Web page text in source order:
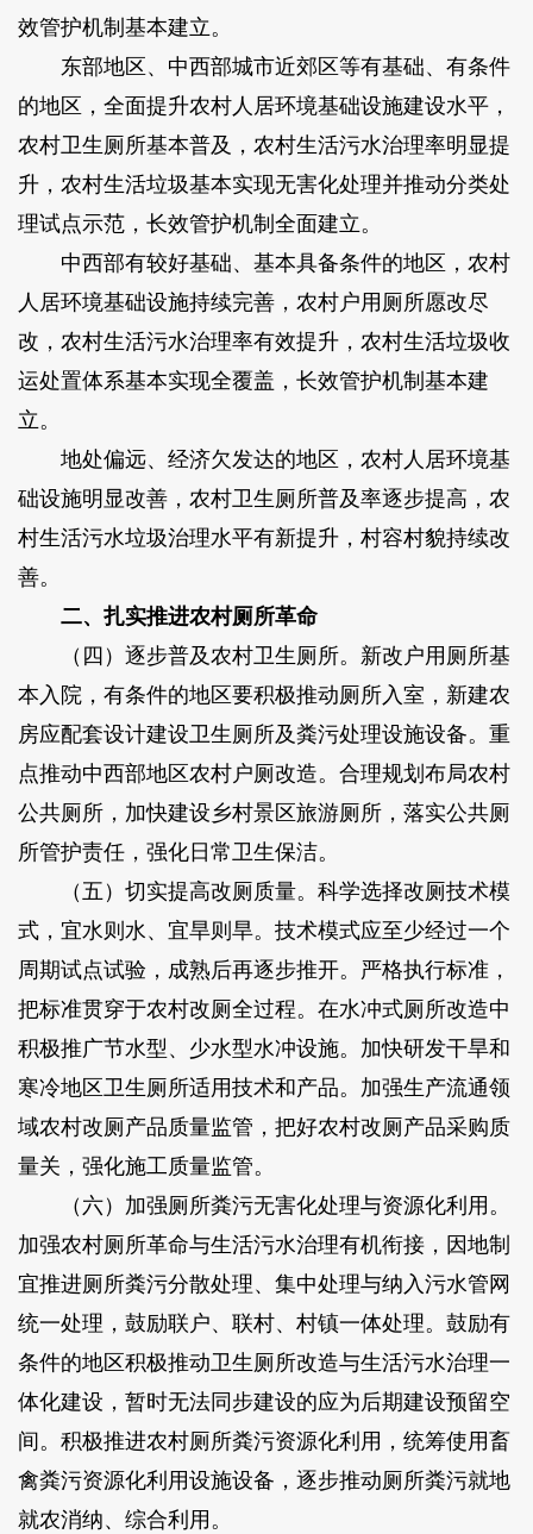
效管护机制基本建立。
东部地区、中西部城市近郊区等有基础、有条件
的地区，全面提升农村人居环境基础设施建设水平，
农村卫生厕所基本普及，农村生活污水治理率明显提
升，农村生活垃圾基本实现无害化处理并推动分类处
理试点示范，长效管护机制全面建立。
中西部有较好基础、基本具备条件的地区，农村
人居环境基础设施持续完善，农村户用厕所愿改尽
改，农村生活污水治理率有效提升，农村生活垃圾收
运处置体系基本实现全覆盖，长效管护机制基本建
立。
地处偏远、经济欠发达的地区，农村人居环境基
础设施明显改善，农村卫生厕所普及率逐步提高，农
村生活污水垃圾治理水平有新提升，村容村貌持续改
善。
二、扎实推进农村厕所革命
（四）逐步普及农村卫生厕所。新改户用厕所基
本入院，有条件的地区要积极推动厕所入室，新建农
房应配套设计建设卫生厕所及粪污处理设施设备。重
点推动中西部地区农村户厕改造。合理规划布局农村
公共厕所，加快建设乡村景区旅游厕所，落实公共厕
所管护责任，强化日常卫生保洁。
（五）切实提高改厕质量。科学选择改厕技术模
式，宜水则水、宜旱则旱。技术模式应至少经过一个
周期试点试验，成熟后再逐步推开。严格执行标准，
把标准贯穿于农村改厕全过程。在水冲式厕所改造中
积极推广节水型、少水型水冲设施。加快研发干旱和
寒冷地区卫生厕所适用技术和产品。加强生产流通领
域农村改厕产品质量监管，把好农村改厕产品采购质
量关，强化施工质量监管。
（六）加强厕所粪污无害化处理与资源化利用。
加强农村厕所革命与生活污水治理有机衔接，因地制
宜推进厕所粪污分散处理、集中处理与纳入污水管网
统一处理，鼓励联户、联村、村镇一体处理。鼓励有
条件的地区积极推动卫生厕所改造与生活污水治理一
体化建设，暂时无法同步建设的应为后期建设预留空
间。积极推进农村厕所粪污资源化利用，统筹使用畜
禽粪污资源化利用设施设备，逐步推动厕所粪污就地
就农消纳、综合利用。